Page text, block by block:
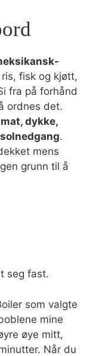
fisk og kjøtt,
fra på forhånd
ordnes det.
mat, dykke,
.
mens
grunn til å
seg fast.
som valgte
mine
øye mitt,
Når du